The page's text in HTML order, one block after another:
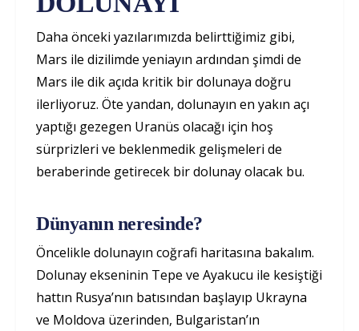
Daha önceki yazılarımızda belirttiğimiz gibi,
Mars ile dizilimde yeniayın ardından şimdi de
Mars ile dik açıda kritik bir dolunaya doğru
ilerliyoruz. Öte yandan, dolunayın en yakın açı
yaptığı gezegen Uranüs olacağı için hoş
sürprizleri ve beklenmedik gelişmeleri de
beraberinde getirecek bir dolunay olacak bu.
Dünyanın neresinde?
Öncelikle dolunayın coğrafi haritasına bakalım.
Dolunay ekseninin Tepe ve Ayakucu ile kesiştiği
hattın Rusya’nın batısından başlayıp Ukrayna
ve Moldova üzerinden, Bulgaristan’ın